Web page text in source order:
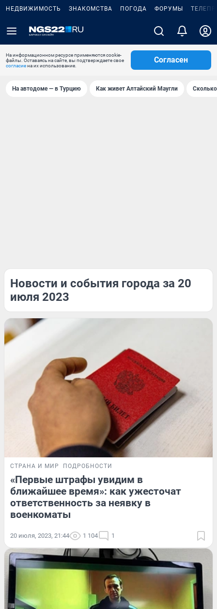
НЕДВИЖИМОСТЬ ЗНАКОМСТВА ПОГОДА ФОРУМЫ
На информационном ресурсе применяются cookie-
файлы. Оставаясь на сайте, вы подтверждаете свое
согласиена их использование.
Согласен
На автодоме — в Турцию Как живет Алтайский Маугли
Новости и события города за 20
июля 2023
СТРАНА И МИР ПОДРОБНОСТИ
«Первые штрафы увидим в
ближайшее время»: как ужесточат
ответственность за неявку в
военкоматы
20 июля, 2023, 21:44 1 104 1